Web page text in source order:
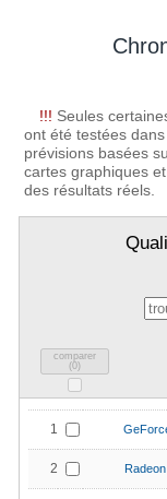
!!! Seules
ont été testées
prévisions basées
cartes graphiques
des résultats réels.
comparer
(0)
1
2